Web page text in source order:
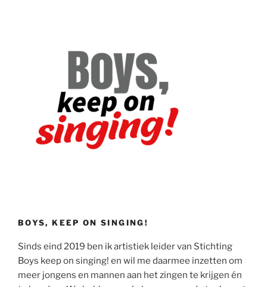
BOYS, KEEP ON SINGING!
Sinds eind 2019 ben ik artistiek leider van Stichting
Boys keep on singing! en wil me daarmee inzetten om
meer jongens en mannen aan het zingen te krijgen én